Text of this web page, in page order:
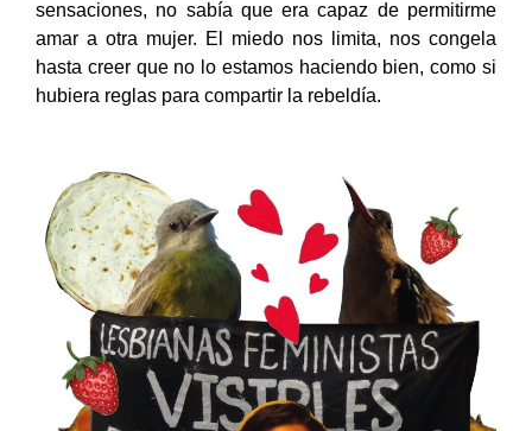
sensaciones, no sabía que era capaz de permitirme
amar a otra mujer. El miedo nos limita, nos congela
hasta creer que no lo estamos haciendo bien, como si
hubiera reglas para compartir la rebeldía.